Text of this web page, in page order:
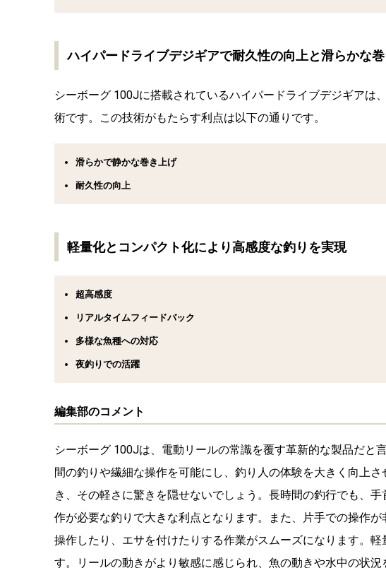
ハイパードライブデジギアで耐久性の向上と滑らかな
シーボーグ 100Jに搭載されているハイパードライブデジギアは
術です。この技術がもたらす利点は以下の通りです。
滑らかで静かな巻き上げ
耐久性の向上
軽量化とコンパクト化により高感度な釣りを実現
超高感度
リアルタイムフィードバック
多様な魚種への対応
夜釣りでの活躍
編集部のコメント
シーボーグ 100Jは、電動リールの常識を覆す革新的な製品だと
間の釣りや繊細な操作を可能にし、釣り人の体験を大きく向上
き、その軽さに驚きを隠せないでしょう。長時間の釣行でも、
作が必要な釣りで大きな利点となります。また、片手での操作
操作したり、エサを付けたりする作業がスムーズになります。
す。リールの動きがより敏感に感じられ、魚の動きや水中の状